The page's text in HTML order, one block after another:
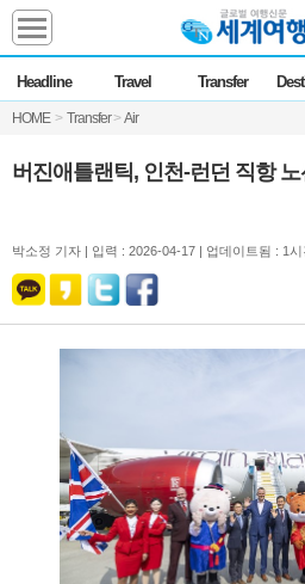
Headline Travel Transfer
HOME > Transfer > Air
Headline
전체 News
Commentary Opinion
Focus Marketing
Analysis
버진애틀랜틱, 인천-런던 직항
박소정 기자 | 입력 : 2026-04-17 | 업데이트됨 : 1시